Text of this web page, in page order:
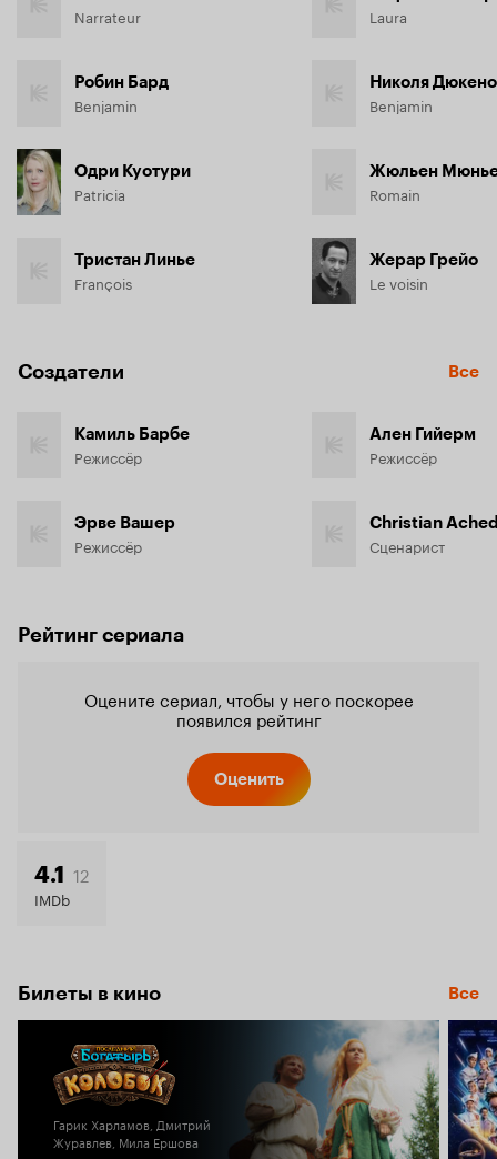
Narrateur
Робин Бард
Benjamin
Одри Куотури
Patricia
Тристан Линье
François
Laura
Николя
Benjamin
Жюльен
Romain
Жерар Грейо
Le voisin
Создатели Все
Камиль Барбе
Режиссёр
Эрве Вашер
Режиссёр
Ален Гийерм
Режиссёр
Christian
Сценарист
Рейтинг сериала
Оцените сериал, чтобы у него поскорее
появился рейтинг
Оценить
4.1 12
IMDb
Билеты в кино Все
Гарик Харламов, Дмитрий
Журавлев, Мила Ершова